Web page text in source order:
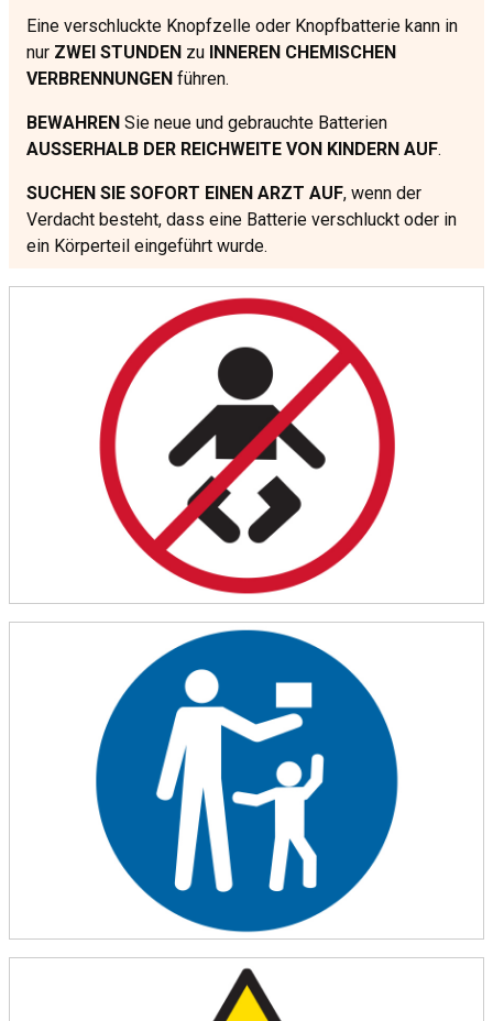
Eine verschluckte Knopfzelle oder Knopfbatterie kann in
nur ZWEI STUNDEN zu INNEREN CHEMISCHEN
VERBRENNUNGEN führen.
BEWAHREN Sie neue und gebrauchte Batterien
AUSSERHALB DER REICHWEITE VON KINDERN AUF.
SUCHEN SIE SOFORT EINEN ARZT AUF, wenn der
Verdacht besteht, dass eine Batterie verschluckt oder in
ein Körperteil eingeführt wurde.